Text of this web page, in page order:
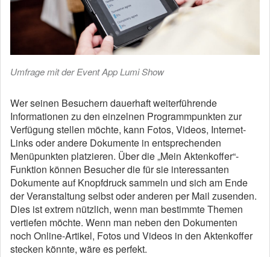
Umfrage mit der Event App Lumi Show
Wer seinen Besuchern dauerhaft weiterführende
Informationen zu den einzelnen Programmpunkten zur
Verfügung stellen möchte, kann Fotos, Videos, Internet-
Links oder andere Dokumente in entsprechenden
Menüpunkten platzieren. Über die „Mein Aktenkoffer“-
Funktion können Besucher die für sie interessanten
Dokumente auf Knopfdruck sammeln und sich am Ende
der Veranstaltung selbst oder anderen per Mail zusenden.
Dies ist extrem nützlich, wenn man bestimmte Themen
vertiefen möchte. Wenn man neben den Dokumenten
noch Online-Artikel, Fotos und Videos in den Aktenkoffer
stecken könnte, wäre es perfekt.